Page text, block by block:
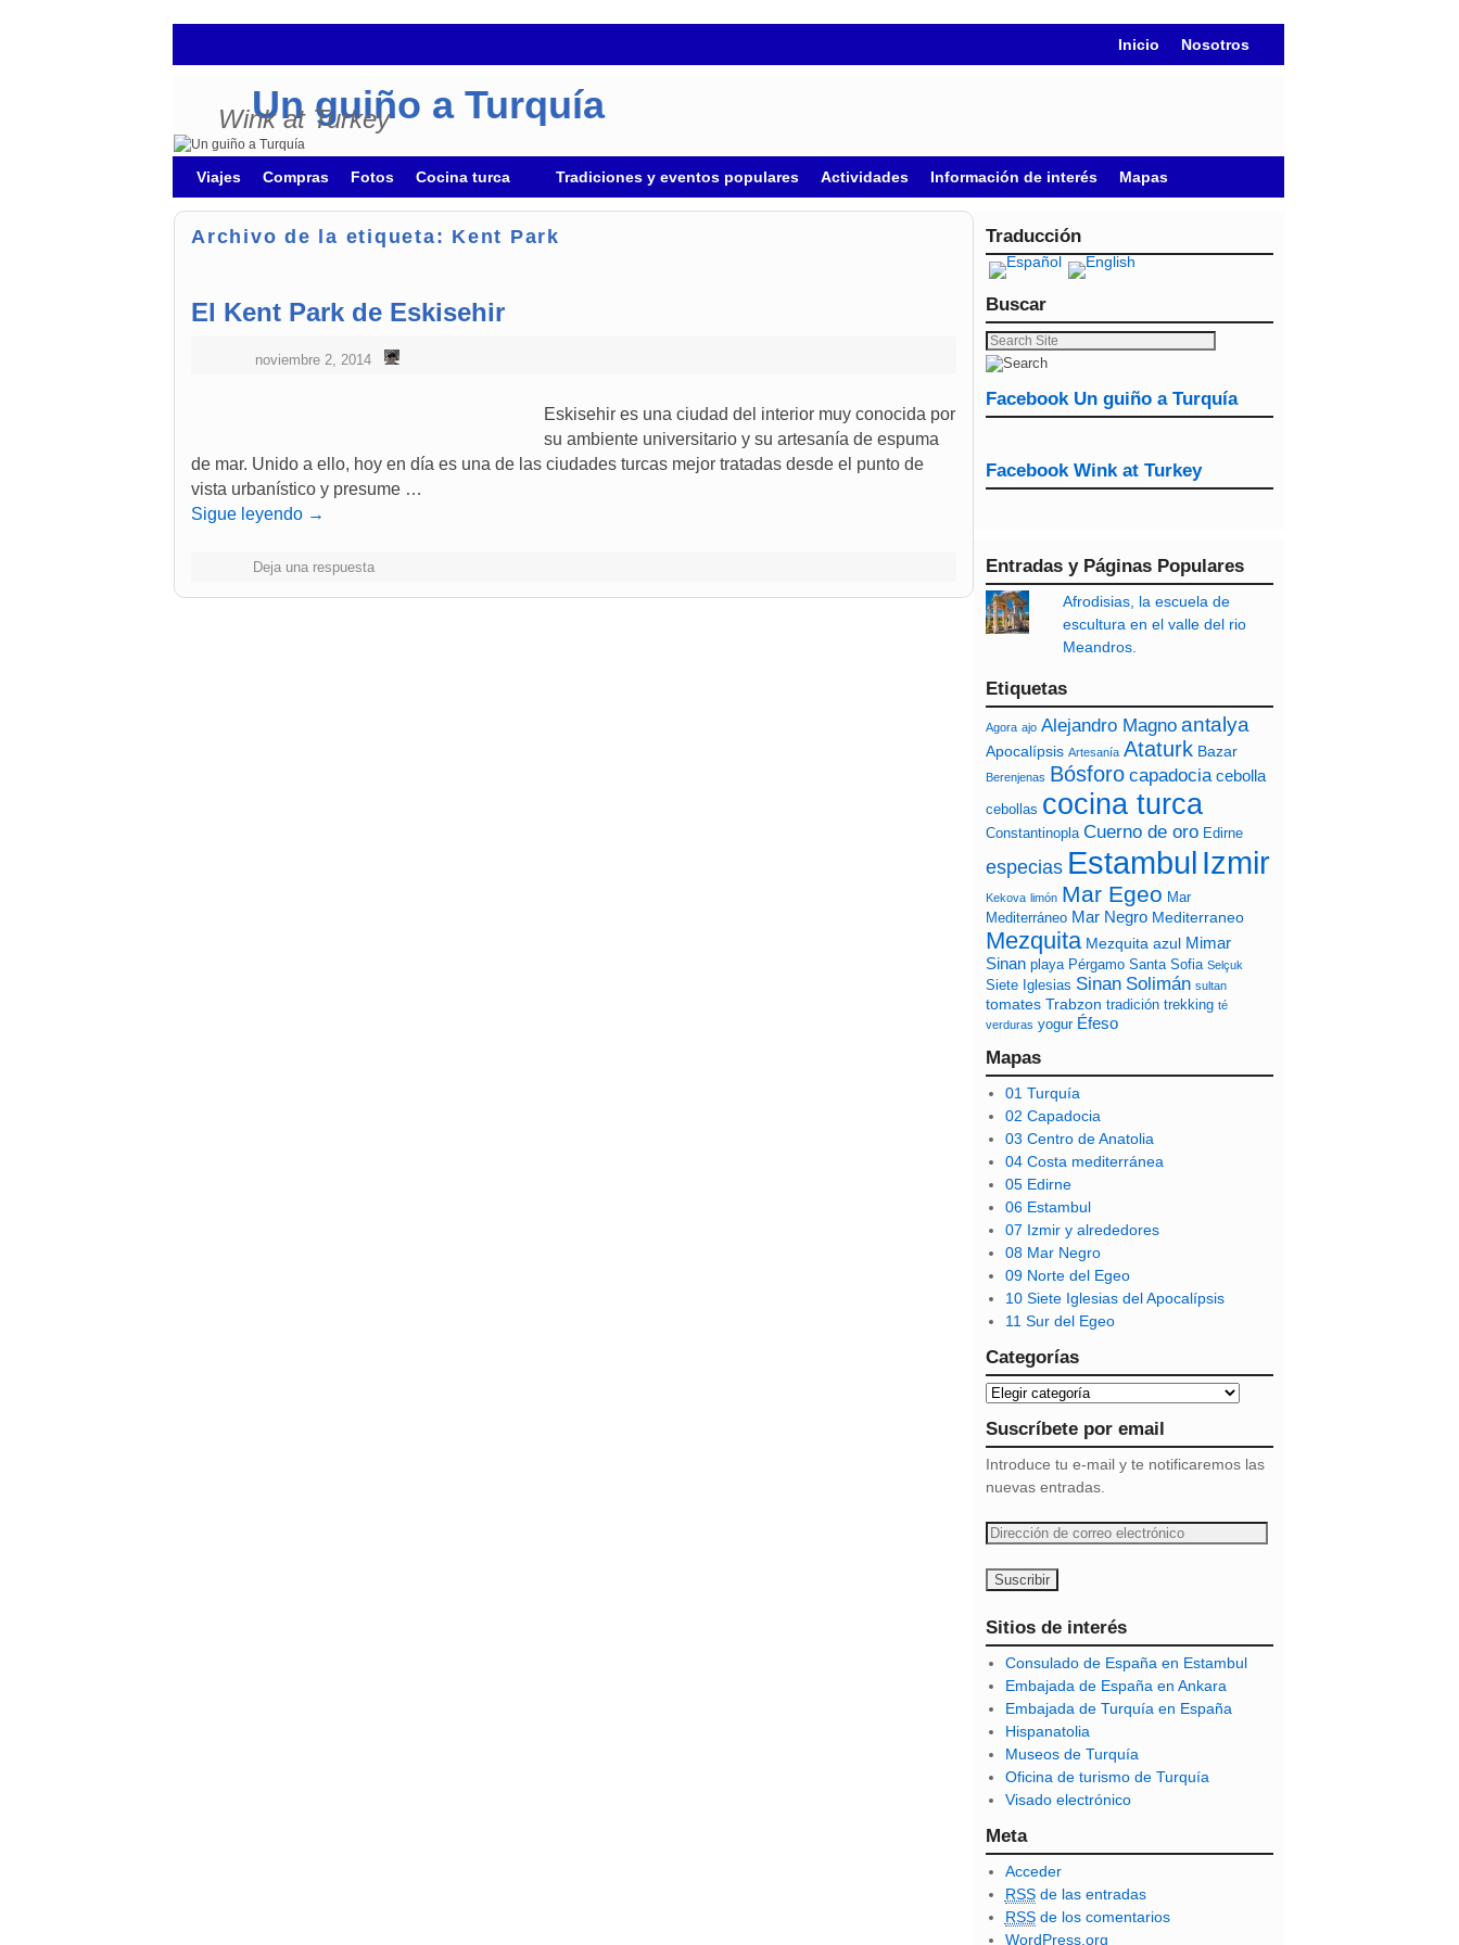
Inicio Nosotros
Un guiño a Turquía
Wink at Turkey
Viajes Compras Fotos Cocina turca Tradiciones y eventos populares Actividades Información de interés Mapas
Archivo de la etiqueta: Kent Park
El Kent Park de Eskisehir
noviembre 2, 2014
Eskisehir es una ciudad del interior muy conocida por
su ambiente universitario y su artesanía de espuma
de mar. Unido a ello, hoy en día es una de las ciudades turcas mejor tratadas desde el punto de
vista urbanístico y presume …
Sigue leyendo →
Deja una respuesta
Traducción
Buscar
Facebook Un guiño a Turquía
Facebook Wink at Turkey
Entradas y Páginas Populares
Afrodisias, la escuela de
escultura en el valle del rio
Meandros.
Etiquetas
Agora ajo Alejandro Magno antalya
Apocalípsis Artesanía Ataturk Bazar
Berenjenas Bósforo capadocia cebolla
cebollas cocina turca
Constantinopla Cuerno de oro Edirne
especias Estambul Izmir
Kekova limón Mar Egeo Mar
Mediterráneo Mar Negro Mediterraneo
Mezquita Mezquita azul Mimar
Sinan playa Pérgamo Santa Sofia Selçuk
Siete Iglesias Sinan Solimán sultan
tomates Trabzon tradición trekking té
verduras yogur Éfeso
Mapas
01 Turquía
02 Capadocia
03 Centro de Anatolia
04 Costa mediterránea
05 Edirne
06 Estambul
07 Izmir y alrededores
08 Mar Negro
09 Norte del Egeo
10 Siete Iglesias del Apocalípsis
11 Sur del Egeo
Categorías
Suscríbete por email
Introduce tu e-mail y te notificaremos las
nuevas entradas.
D
c
c
i
ó
n
d
e
c
o
r
r
e
o
e
Sitios de interés
Consulado de España en Estambul
Embajada de España en Ankara
Embajada de Turquía en España
Hispanatolia
Museos de Turquía
Oficina de turismo de Turquía
Visado electrónico
Meta
Acceder
RSSde las entradas
RSSde los comentarios
WordPress.org